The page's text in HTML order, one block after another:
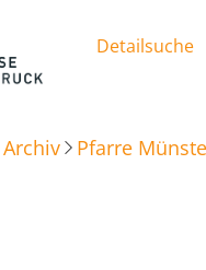
Detailsuche
Pfarre